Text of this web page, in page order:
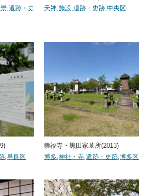
,遺跡・史
天神,施設,遺跡・史跡,中央区
,早良区
崇福寺・黒田家墓所(2013)
博多,神社・寺,遺跡・史跡,博多区